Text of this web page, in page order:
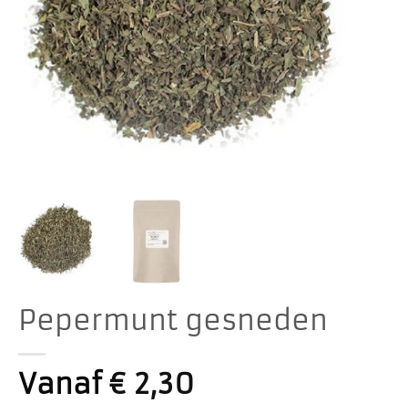
Pepermunt gesneden
Vanaf€2,30